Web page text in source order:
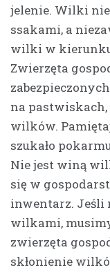
jelenie. Wilki
ssakami, a
wilki w
Zwierzęta
na pastwiskach,
wilków.
szukało
Nie jest winą
się w
inwentarz. Jeśli
wilkami,
zwierzęta
skłonienie